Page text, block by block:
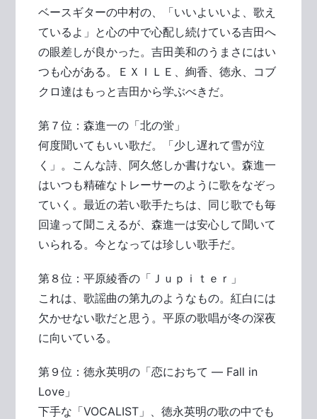
ベースギターの中村の、「いいよいいよ、歌え
ているよ」と心の中で心配し続けている吉田へ
の眼差しが良かった。吉田美和のうまさにはい
つも心がある。ＥＸＩＬＥ、絢香、徳永、コブ
クロ達はもっと吉田から学ぶべきだ。
第７位：森進一の「北の蛍」
何度聞いてもいい歌だ。「少し遅れて雪が泣
く」。こんな詩、阿久悠しか書けない。森進一
はいつも精確なトレーサーのように歌をなぞっ
ていく。最近の若い歌手たちは、同じ歌でも毎
回違って聞こえるが、森進一は安心して聞いて
いられる。今となっては珍しい歌手だ。
第８位：平原綾香の「Ｊｕｐｉｔｅｒ」
これは、歌謡曲の第九のようなもの。紅白には
欠かせない歌だと思う。平原の歌唱が冬の深夜
に向いている。
第９位：徳永英明の「恋におちて ― Fall in
Love」
下手な「VOCALIST」、徳永英明の歌の中でも